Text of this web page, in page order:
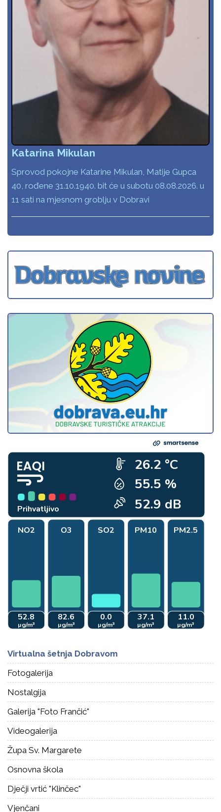
Katarina Mikulan
Sprovod pokojne Katarine Mikulan, Matije Gupca
40, rođene 31.10.1940. bit će u subotu 08.08.2026. u
11 sati na mjesnom groblju v Dobravi
Virtualna šetnja Dobravom
Fotogalerija
Nostalgija
Galerija "Foto Frančić"
Videogalerija
Župa Sv. Margarete
Osnovna škola
Dječji vrtić "Klinčec"
Vjenčani